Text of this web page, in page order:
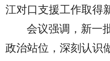
江对口支援工作取得
会议强调，新一
政治站位，深刻认识